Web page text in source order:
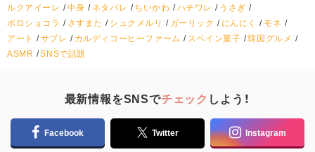
ルクアイーレ
中身 ネタバレ ちいかわ ハチワレ
うさぎ
ポロショコラ
さすまた シュクメルリ ガーリック にんにく
モネ
アート
サブレ カルディコーヒーファーム スペイン菓子 韓国グルメ
ASMR
SNSで話題
最新情報をSNSでチェック しよう！
Facebook Twitter Instagram